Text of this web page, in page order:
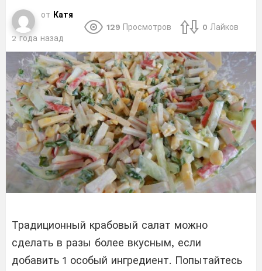
от Катя
2 года назад
129 Просмотров 0 Лайков
Традиционный крабовый салат можно
сделать в разы более вкусным, если
добавить 1 особый ингредиент. Попытайтесь